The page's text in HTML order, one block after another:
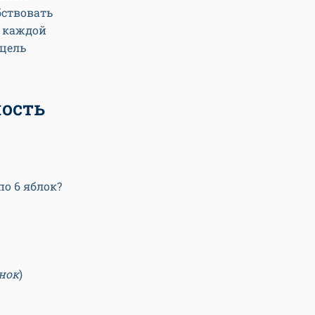
каждой
6 яблок?
)